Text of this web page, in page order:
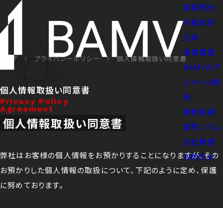
事業理念
行動指針
沿革
事業概要
BAMVのア
ジャイル開
発
開発実績
業界コラム
会社概要
お問合せ
トップ プライバシーポリシー 個人情報取扱い同意書
個人情報取扱い同意書
Privacy Policy
Agreement
個人情報取扱い同意書
弊社はお客様の個人情報をお預かりすることになりますが、その
お預かりした個人情報の取扱について、下記のように定め、保護
に努めております。